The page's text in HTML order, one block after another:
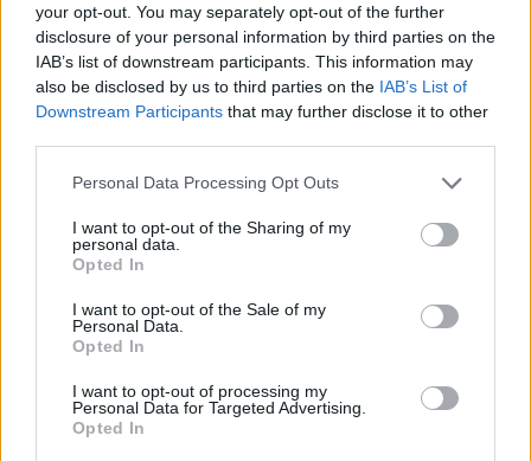
your opt-out. You may separately opt-out of the further
disclosure of your personal information by third parties on the
IAB’s list of downstream participants. This information may
also be disclosed by us to third parties on the IAB’s List of
Downstream Participants that may further disclose it to other
Please note that this website/app uses one or more Google
not limited to your visit or usage behaviour. You may click to
grant or deny consent to Google and its third-party tags to
use your data for below specified purposes in below Google
consent section.
Personal Data Processing Opt Outs
I want to opt-out of the Sharing of my
personal data.
Opted In
I want to opt-out of the Sale of my
Personal Data.
Opted In
I want to opt-out of processing my
Personal Data for Targeted Advertising.
Opted In
Σχόλια
Σχολίασε εδώ
Εντός του 2026 λύνεται η
κυκλοφοριακή συμφόρηση
στον κόμβο
Μεταμόρφωσης
KGM: Από 34.690
επιβλητικό υβριδικό